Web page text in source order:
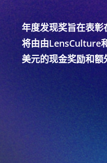
年度发现奖旨在表
将由由LensCulture
美元的现金奖励和